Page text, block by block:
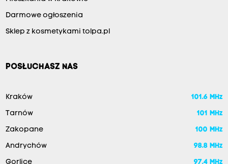
Darmowe ogłoszenia
Sklep z kosmetykami tolpa.pl
POSŁUCHASZ NAS
Kraków 101.6 MHz
Tarnów 101 MHz
Zakopane 100 MHz
Andrychów 98.8 MHz
Gorlice 97.4 MHz